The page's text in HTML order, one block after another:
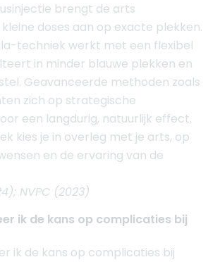
brengt de arts
doses aan op exacte plekken.
techniek werkt met een flexibel
in minder blauwe plekken en
Geavanceerde methoden zoals
zich op strategische
een langdurig, natuurlijk effect.
kies je in overleg met je arts, op
en de ervaring van de
NVPC (2023)
ik de kans op complicaties bij
ik de kans op complicaties bij